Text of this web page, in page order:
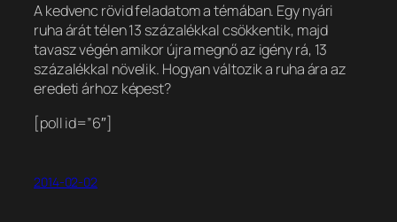
A kedvenc rövid feladatom a témában. Egy nyári
ruha árát télen 13 százalékkal csökkentik, majd
tavasz végén amikor újra megnő az igény rá, 13
százalékkal növelik. Hogyan változik a ruha ára az
eredeti árhoz képest?
[poll id=”6″]
2014-02-02